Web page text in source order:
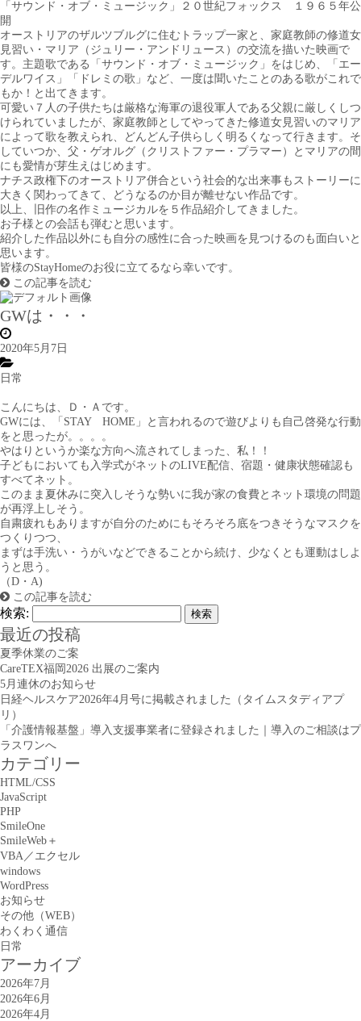
「サウンド・オブ・ミュージック」２０世紀フォックス １９６５年公
開
オーストリアのザルツブルグに住むトラップ一家と、家庭教師の修道女
見習い・マリア（ジュリー・アンドリュース）の交流を描いた映画で
す。主題歌である「サウンド・オブ・ミュージック」をはじめ、「エー
デルワイス」「ドレミの歌」など、一度は聞いたことのある歌がこれで
もか！と出てきます。
可愛い７人の子供たちは厳格な海軍の退役軍人である父親に厳しくしつ
けられていましたが、家庭教師としてやってきた修道女見習いのマリア
によって歌を教えられ、どんどん子供らしく明るくなって行きます。そ
していつか、父・ゲオルグ（クリストファー・プラマー）とマリアの間
にも愛情が芽生えはじめます。
ナチス政権下のオーストリア併合という社会的な出来事もストーリーに
大きく関わってきて、どうなるのか目が離せない作品です。
以上、旧作の名作ミュージカルを５作品紹介してきました。
お子様との会話も弾むと思います。
紹介した作品以外にも自分の感性に合った映画を見つけるのも面白いと
思います。
皆様のStayHomeのお役に立てるなら幸いです。
この記事を読む
GWは・・・
2020年5月7日
日常
こんにちは、Ｄ・Ａです。
GWには、「STAY HOME」と言われるので遊びよりも自己啓発な行動
をと思ったが。。。。
やはりというか楽な方向へ流されてしまった、私！！
子どもにおいても入学式がネットのLIVE配信、宿題・健康状態確認も
すべてネット。
このまま夏休みに突入しそうな勢いに我が家の食費とネット環境の問題
が再浮上しそう。
自粛疲れもありますが自分のためにもそろそろ底をつきそうなマスクを
つくりつつ、
まずは手洗い・うがいなどできることから続け、少なくとも運動はしよ
うと思う。
（D・A)
この記事を読む
検索:
最近の投稿
夏季休業のご案
CareTEX福岡2026 出展のご案内
5月連休のお知らせ
日経ヘルスケア2026年4月号に掲載されました（タイムスタディアプ
リ）
「介護情報基盤」導入支援事業者に登録されました｜導入のご相談はプ
ラスワンへ
カテゴリー
HTML/CSS
JavaScript
PHP
SmileOne
SmileWeb＋
VBA／エクセル
windows
WordPress
お知らせ
その他（WEB）
わくわく通信
日常
アーカイブ
2026年7月
2026年6月
2026年4月